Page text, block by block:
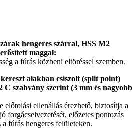
hengeres szárral, HSS M2
maggal:
a fúrás közbeni eltöréssel szemben.
kereszt alakban csiszolt (split point)
C szabvány szerint (3 mm és nagyobb
előtolási ellenállás érezhető, biztosítja a
forgácselvezetését, előzetes pontozás
a fúrás hengeres felületeken.